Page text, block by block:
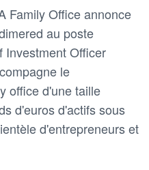
Family Office annonce
au poste
Investment Officer
le
office d'une taille
d'euros d'actifs sous
d'entrepreneurs et